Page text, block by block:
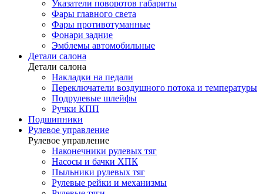
Указатели поворотов габариты
Фары главного света
Фары противотуманные
Фонари задние
Эмблемы автомобильные
Детали салона
Детали салона
Накладки на педали
Переключатели воздушного потока и температуры
Подрулевые шлейфы
Ручки КПП
Подшипники
Рулевое управление
Рулевое управление
Наконечники рулевых тяг
Насосы и бачки ХПК
Пыльники рулевых тяг
Рулевые рейки и механизмы